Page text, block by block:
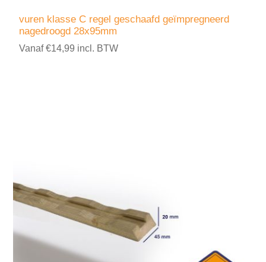
vuren klasse C regel geschaafd geïmpregneerd
nagedroogd 28x95mm
Vanaf €14,99 incl. BTW